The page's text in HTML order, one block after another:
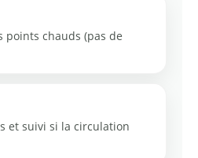
points chauds (pas de
et suivi si la circulation